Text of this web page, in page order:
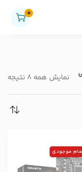
0
نمایش همه 8 نتیجه
موجودی